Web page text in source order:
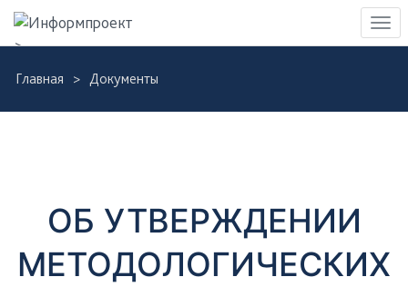
main
Навигация
>
Главная Документы
Д
у
ОБ УТВЕРЖДЕНИИ
МЕТОДОЛОГИЧЕСКИХ